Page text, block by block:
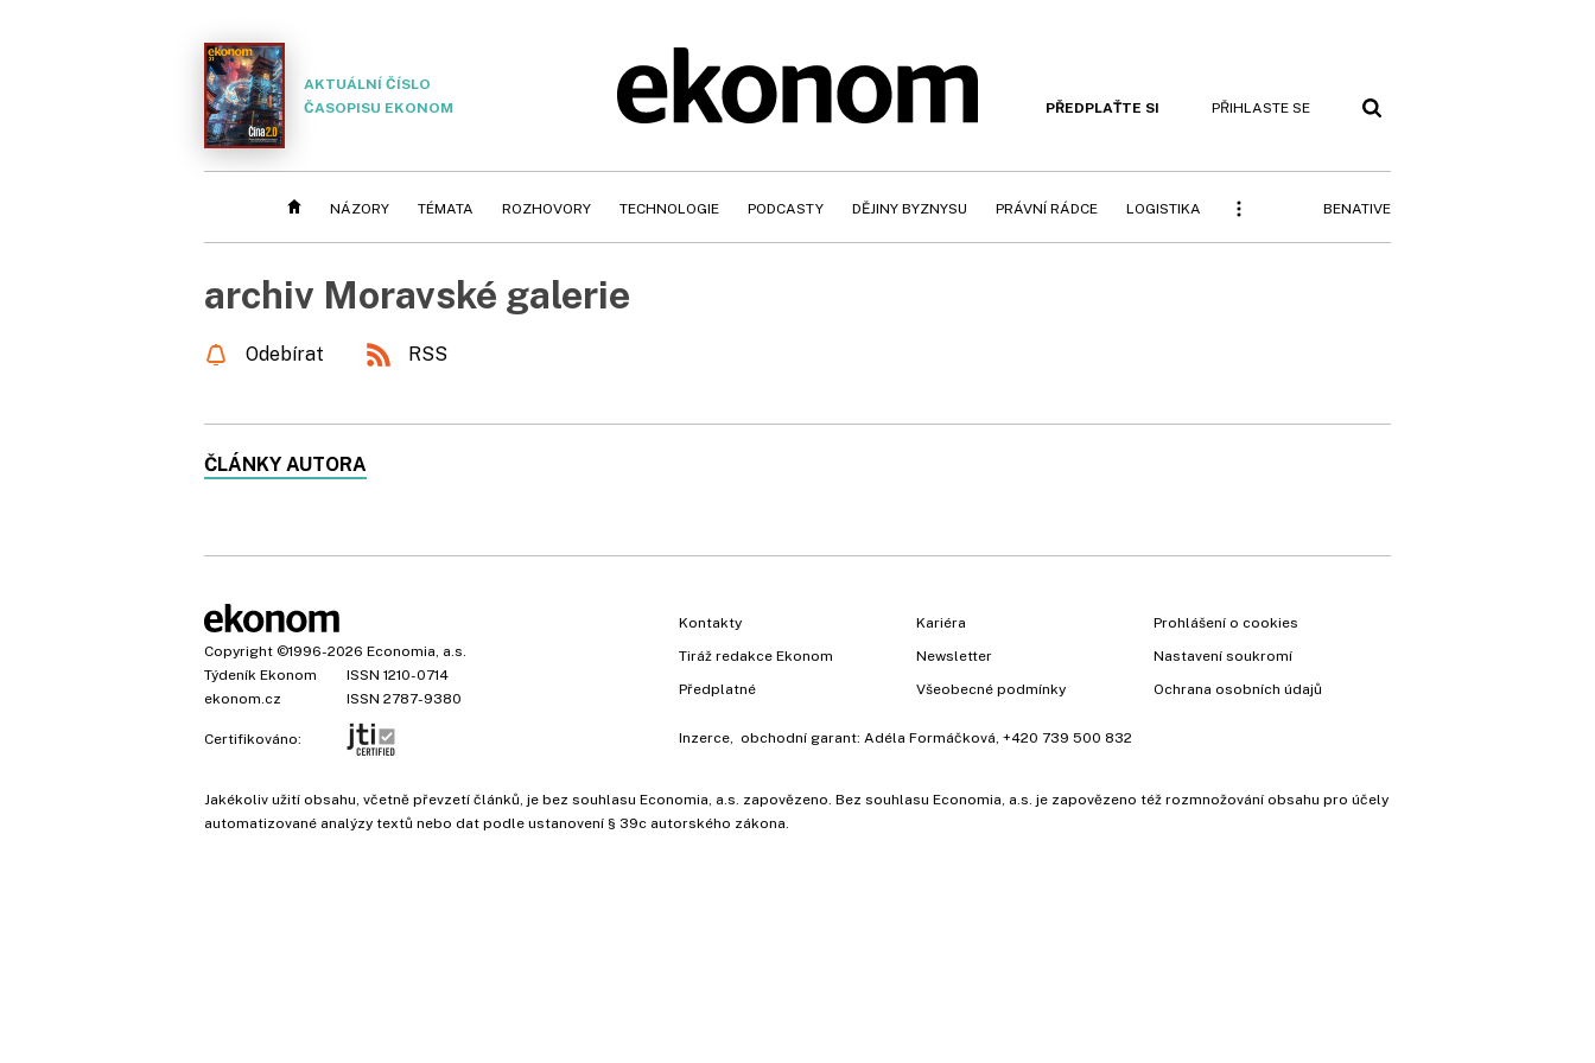
AKTUÁLNÍ ČÍSLO
ČASOPISU EKONOM
PŘEDPLAŤTE SI PŘIHLASTE SE
NÁZORY TÉMATA ROZHOVORY TECHNOLOGIE PODCASTY DĚJINY BYZNYSU PRÁVNÍ RÁDCE LOGISTIKA BENATIVE
archiv Moravské galerie
Odebírat RSS
ČLÁNKY AUTORA
Copyright ©1996-2026 Economia, a.s.
Týdeník Ekonom
ISSN 1210-0714
ekonom.cz
ISSN 2787-9380
Certifikováno:
Kontakty
Tiráž redakce Ekonom
Předplatné
Kariéra
Newsletter
Všeobecné podmínky
Prohlášení o cookies
Nastavení soukromí
Ochrana osobních údajů
Inzerce , obchodní garant: Adéla Formáčková +420 739 500 832
Jakékoliv užití obsahu, včetně převzetí článků, je bez souhlasu Economia, a.s. zapovězeno. Bez souhlasu Economia, a.s. je zapovězeno též rozmnožování obsahu pro účely
automatizované analýzy textů nebo dat podle ustanovení § 39c autorského zákona.